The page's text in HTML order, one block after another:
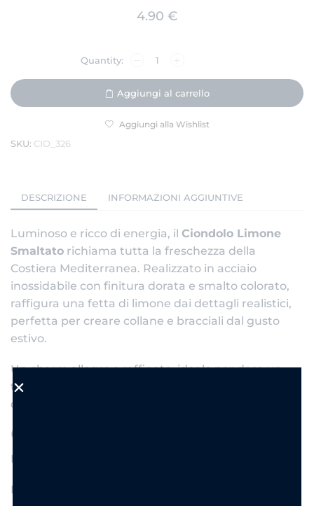
4.90 €
Aggiungi al carrello
Aggiungi alla Wishlist
SKU: CIO_326
DESCRIZIONE INFORMAZIONI AGGIUNTIVE
Luminoso e ricco di energia, il Ciondolo Limone
Smaltato richiama tutta la freschezza della
Costiera Mediterranea. Realizzato in acciaio
inossidabile con finitura dorata e smalto colorato,
raffigura una fetta di limone dai dettagli realistici,
perfetta per creare collane e bracciali dal gusto
estivo.
Un charm allegro e raffinato, ideale per dare un
tocco di colore alle tue creazioni e accompagnarti
durante tutta la stagione.
Caratteristiche
Materiale: Acciaio inox
Finitura: Oro